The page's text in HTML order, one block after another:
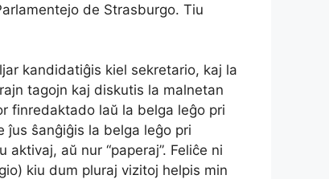
de Strasburgo. Tiu
kandidatiĝis kiel sekretario, kaj la
tagojn kaj diskutis la malnetan
finredaktado laŭ la belga leĝo pri
ŝanĝiĝis la belga leĝo pri
aŭ nur “paperaj”. Feliĉe ni
kiu dum pluraj vizitoj helpis min